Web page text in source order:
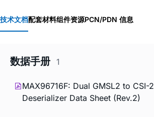
技术文档配套材料组件资源PCN/PDN 信息
数据手册 1
MAX96716F: Dual GMSL2 to CSI-2
Deserializer Data Sheet (Rev.2)